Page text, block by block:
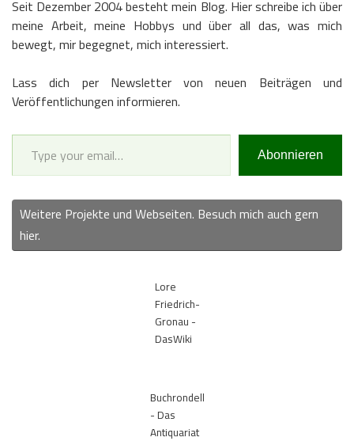
Seit Dezember 2004 besteht mein Blog. Hier schreibe ich über
meine Arbeit, meine Hobbys und über all das, was mich
bewegt, mir begegnet, mich interessiert.
Lass dich per Newsletter von neuen Beiträgen und
Veröffentlichungen informieren.
Type your email…
Abonnieren
Weitere Projekte und Webseiten. Besuch mich auch gern
hier.
Lore
Friedrich-
Gronau -
DasWiki
Buchrondell
- Das
Antiquariat